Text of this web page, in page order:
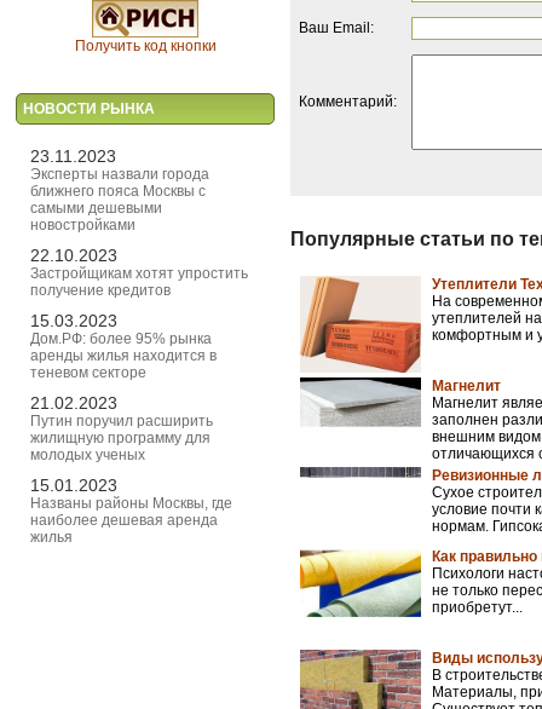
Получить код кнопки
НОВОСТИ РЫНКА
23.11.2023
Эксперты назвали города
ближнего пояса Москвы с
самыми дешевыми
новостройками
22.10.2023
Застройщикам хотят упростить
получение кредитов
15.03.2023
Дом.РФ: более 95% рынка
аренды жилья находится в
теневом секторе
21.02.2023
Путин поручил расширить
жилищную программу для
молодых ученых
15.01.2023
Названы районы Москвы, где
наиболее дешевая аренда
жилья
Ваш Email:
Комментарий:
Популярные статьи по
Утеплители
На
утеплителей
комфортным и
Магнелит
Магнелит
заполнен
внешним
отличающихся
Ревизионные
Сухое
условие почти
нормам.
Как
Психологи
не только
приобретут...
Виды
В
Материалы,